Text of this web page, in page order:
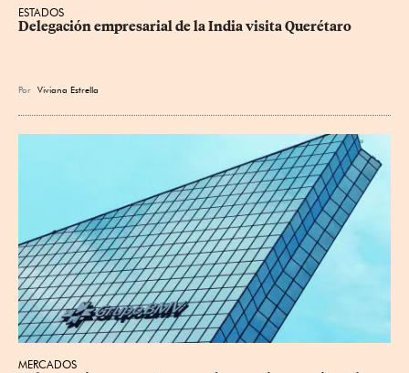
ESTADOS
Delegación empresarial de la India visita Querétaro
Por Viviana Estrella
MERCADOS